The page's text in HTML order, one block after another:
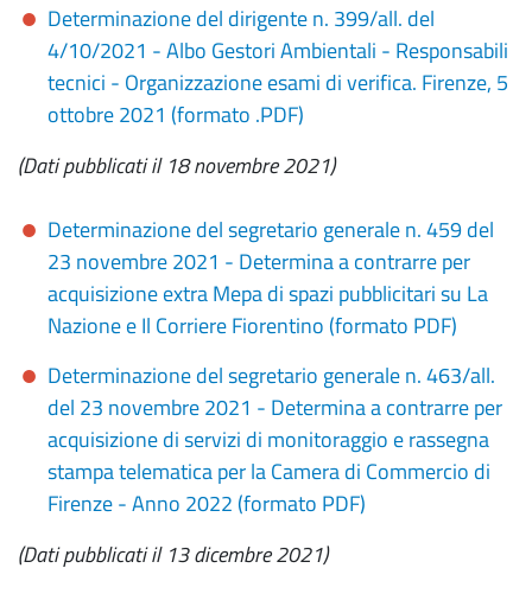
Determinazione del dirigente n. 399/all. del
4/10/2021 - Albo Gestori Ambientali - Responsabili
tecnici - Organizzazione esami di verifica. Firenze, 5
ottobre 2021 (formato .PDF)
(Dati pubblicati il 18 novembre 2021)
Determinazione del segretario generale n. 459 del
23 novembre 2021 - Determina a contrarre per
acquisizione extra Mepa di spazi pubblicitari su La
Nazione e Il Corriere Fiorentino (formato PDF)
Determinazione del segretario generale n. 463/all.
del 23 novembre 2021 - Determina a contrarre per
acquisizione di servizi di monitoraggio e rassegna
stampa telematica per la Camera di Commercio di
Firenze - Anno 2022 (formato PDF)
(Dati pubblicati il 13 dicembre 2021)